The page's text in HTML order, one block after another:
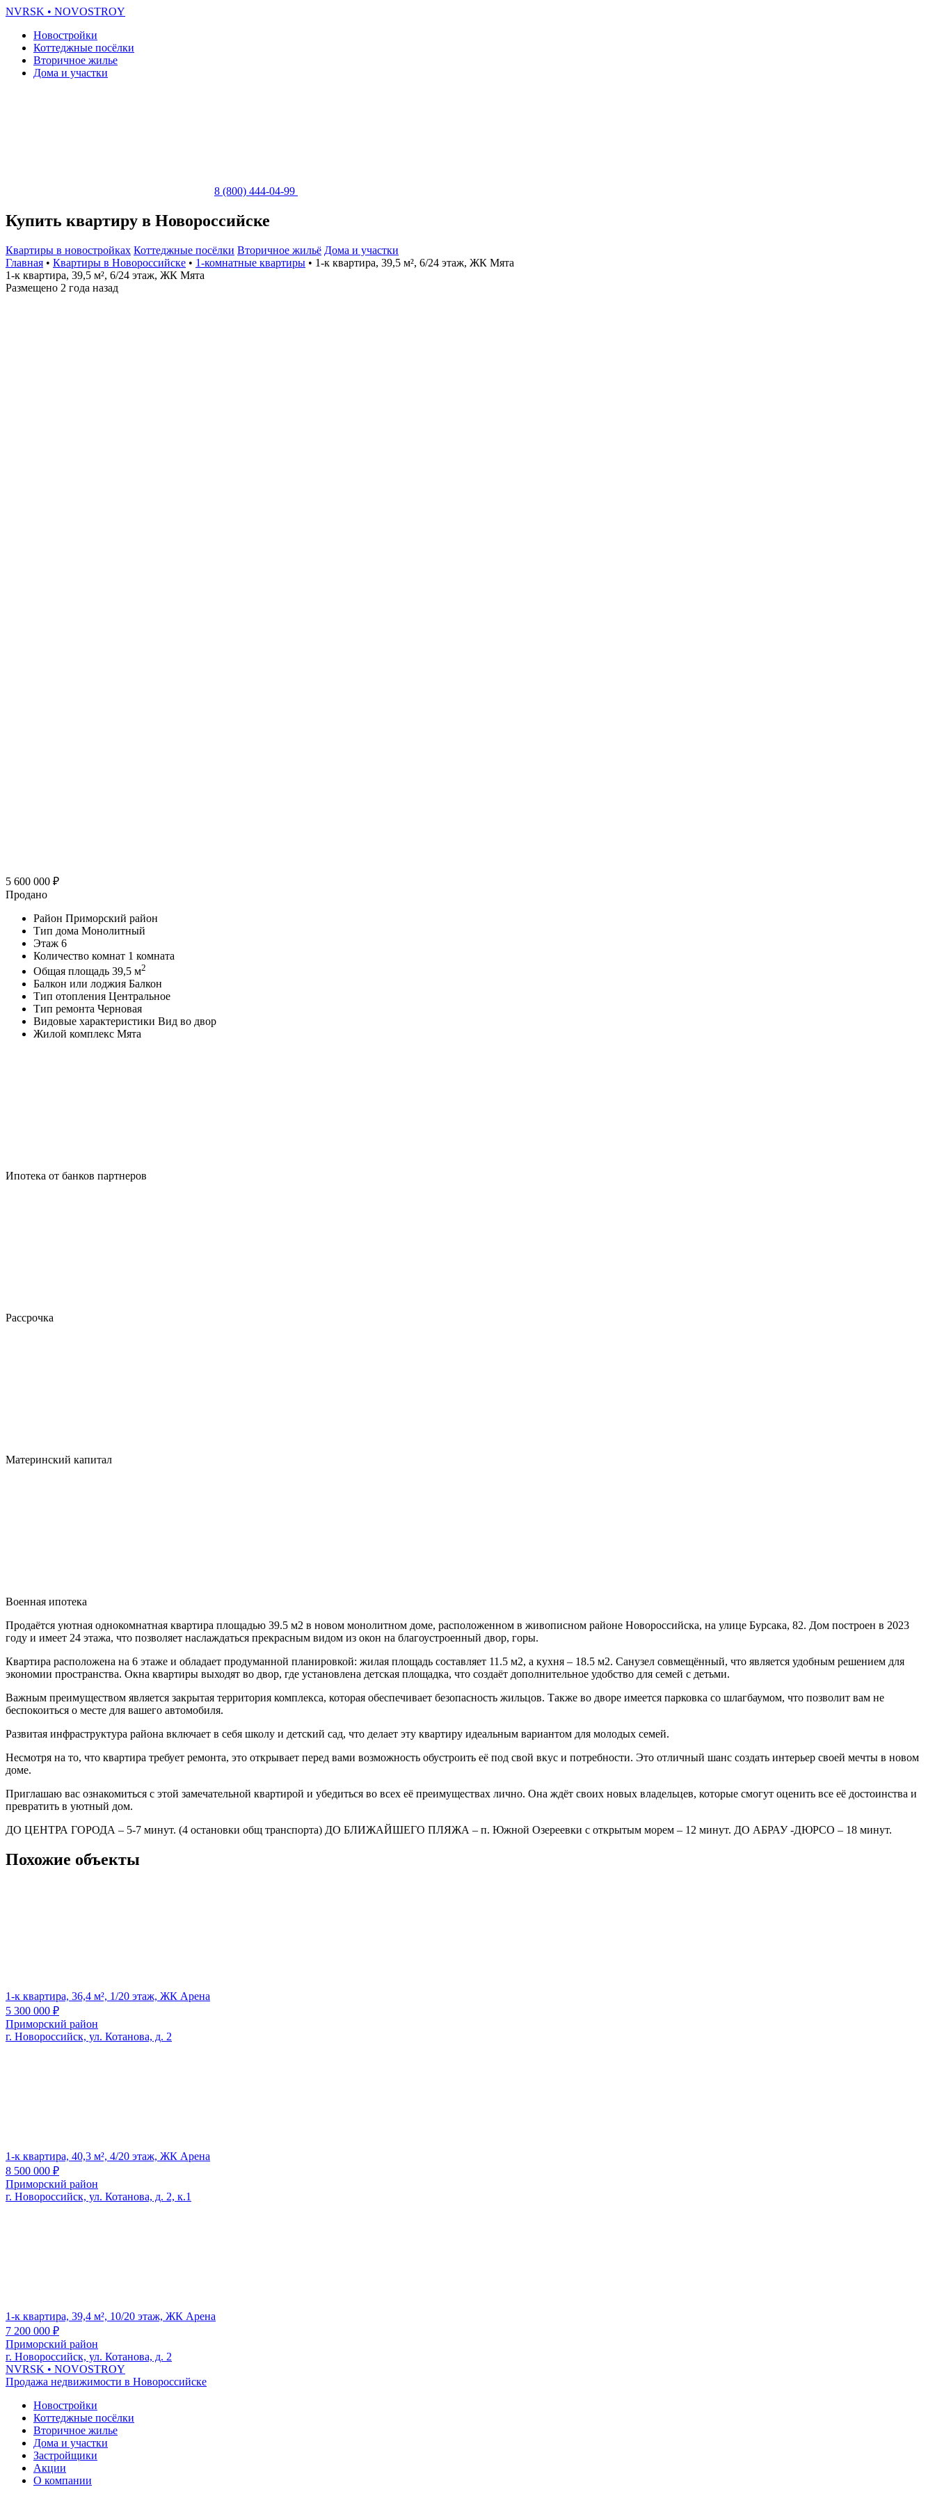
NVRSK • NOVOSTROY
Новостройки
Коттеджные посёлки
Вторичное жилье
Дома и участки
8 (800) 444-04-99
Купить квартиру в Новороссийске
Квартиры в новостройках Коттеджные посёлки Вторичное жильё Дома и участки
Главная • Квартиры в Новороссийске • 1-комнатные квартиры • 1-к квартира, 39,5 м², 6/24 этаж, ЖК Мята
1-к квартира, 39,5 м², 6/24 этаж, ЖК Мята
Размещено 2 года назад
5 600 000 ₽
Продано
Район Приморский район
Тип дома Монолитный
Этаж 6
Количество комнат 1 комната
Общая площадь 39,5 м2
Балкон или лоджия Балкон
Тип отопления Центральное
Тип ремонта Черновая
Видовые характеристики Вид во двор
Жилой комплекс Мята
Ипотека от банков партнеров
Рассрочка
Материнский капитал
Военная ипотека
Продаётся уютная однокомнатная квартира площадью 39.5 м2 в новом монолитном доме, расположенном в живописном районе Новороссийска, на улице Бурсака, 82. Дом построен в 2023
году и имеет 24 этажа, что позволяет наслаждаться прекрасным видом из окон на благоустроенный двор, горы.
Квартира расположена на 6 этаже и обладает продуманной планировкой: жилая площадь составляет 11.5 м2, а кухня – 18.5 м2. Санузел совмещённый, что является удобным решением для
экономии пространства. Окна квартиры выходят во двор, где установлена детская площадка, что создаёт дополнительное удобство для семей с детьми.
Важным преимуществом является закрытая территория комплекса, которая обеспечивает безопасность жильцов. Также во дворе имеется парковка со шлагбаумом, что позволит вам не
беспокоиться о месте для вашего автомобиля.
Развитая инфраструктура района включает в себя школу и детский сад, что делает эту квартиру идеальным вариантом для молодых семей.
Несмотря на то, что квартира требует ремонта, это открывает перед вами возможность обустроить её под свой вкус и потребности. Это отличный шанс создать интерьер своей мечты в новом
доме.
Приглашаю вас ознакомиться с этой замечательной квартирой и убедиться во всех её преимуществах лично. Она ждёт своих новых владельцев, которые смогут оценить все её достоинства и
превратить в уютный дом.
ДО ЦЕНТРА ГОРОДА – 5-7 минут. (4 остановки общ транспорта) ДО БЛИЖАЙШЕГО ПЛЯЖА – п. Южной Озереевки с открытым морем – 12 минут. ДО АБРАУ -ДЮРСО – 18 минут.
Похожие объекты
1-к квартира, 36,4 м², 1/20 этаж, ЖК Арена
5 300 000 ₽
Приморский район
г. Новороссийск, ул. Котанова, д. 2
1-к квартира, 40,3 м², 4/20 этаж, ЖК Арена
8 500 000 ₽
Приморский район
г. Новороссийск, ул. Котанова, д. 2, к.1
1-к квартира, 39,4 м², 10/20 этаж, ЖК Арена
7 200 000 ₽
Приморский район
г. Новороссийск, ул. Котанова, д. 2
NVRSK • NOVOSTROY
Продажа недвижимости в Новороссийске
Новостройки
Коттеджные посёлки
Вторичное жилье
Дома и участки
Застройщики
Акции
О компании